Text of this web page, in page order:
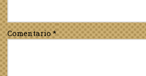
Comentario*